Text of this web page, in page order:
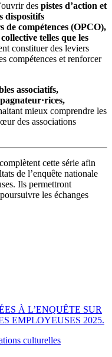
des pistes d’action et
dispositifs
de compétences (OPCO),
telles que les
constituer des leviers
compétences et renforcer
associatifs,
mieux comprendre les
des associations
complètent cette série afin
de l’enquête nationale
Ils permettront
les échanges
À L’ENQUÊTE SUR
EMPLOYEUSES 2025.
culturelles